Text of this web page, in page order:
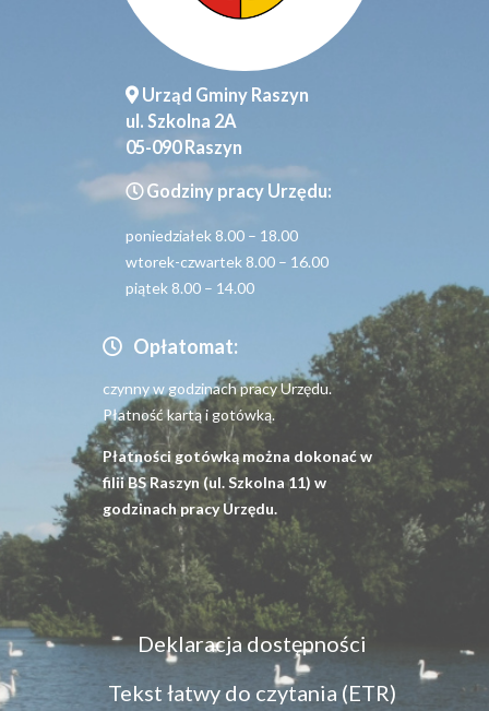
Urząd Gminy Raszyn
ul. Szkolna 2A
05-090 Raszyn
Godziny pracy Urzędu:
poniedziałek 8.00 – 18.00
wtorek-czwartek 8.00 – 16.00
piątek 8.00 – 14.00
Opłatomat:
czynny w godzinach pracy Urzędu.
Płatność kartą i gotówką.
Płatności gotówką można dokonać w
filii BS Raszyn (ul. Szkolna 11) w
godzinach pracy Urzędu.
Menu
dostępność
Deklaracja dostępności
Tekst łatwy do czytania (ETR)